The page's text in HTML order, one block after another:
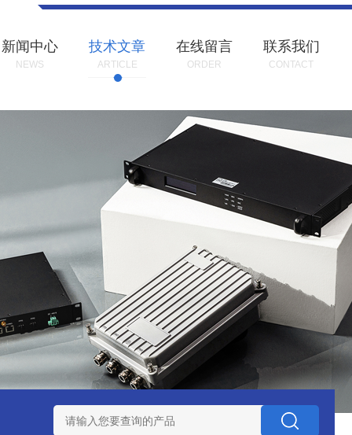
新闻中心
NEWS
技术文章
ARTICLE
在线留言
ORDER
联系我们
CONTACT
赛思北斗终端压控晶振 赛思高频石英无源晶体谐振器